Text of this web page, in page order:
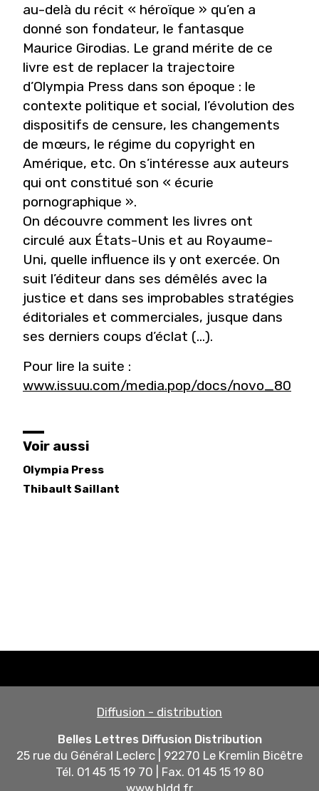
au-delà du récit « héroïque » qu’en a
donné son fondateur, le fantasque
Maurice Girodias. Le grand mérite de ce
livre est de replacer la trajectoire
d’Olympia Press dans son époque : le
contexte politique et social, l’évolution des
dispositifs de censure, les changements
de mœurs, le régime du copyright en
Amérique, etc. On s’intéresse aux auteurs
qui ont constitué son « écurie
pornographique ».
On découvre comment les livres ont
circulé aux États-Unis et au Royaume-
Uni, quelle influence ils y ont exercée. On
suit l’éditeur dans ses démêlés avec la
justice et dans ses improbables stratégies
éditoriales et commerciales, jusque dans
ses derniers coups d’éclat (...).
Pour lire la suite :
www.issuu.com/media.pop/docs/novo_80
Voir aussi
Olympia Press
Thibault Saillant
Diffusion - distribution
Belles Lettres Diffusion Distribution
25 rue du Général Leclerc | 92270 Le Kremlin Bicêtre
Tél. 01 45 15 19 70 | Fax. 01 45 15 19 80